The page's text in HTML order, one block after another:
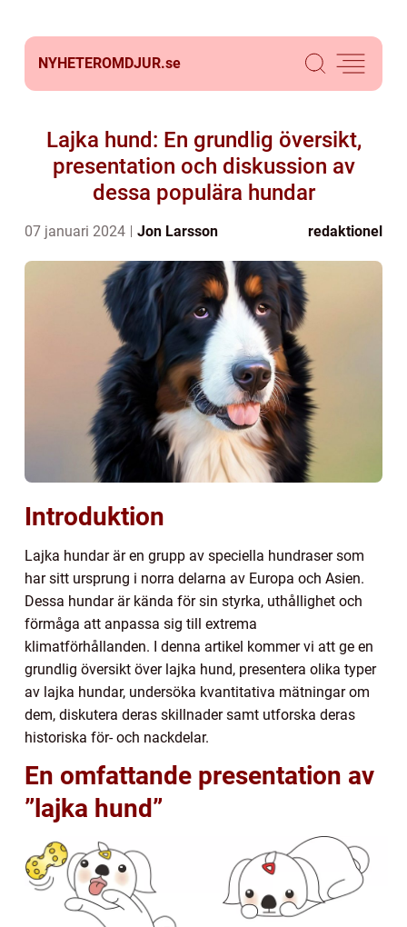
NYHETEROMDJUR.se
Lajka hund: En grundlig översikt,
presentation och diskussion av
dessa populära hundar
07 januari 2024 Jon Larsson redaktionel
Introduktion
Lajka hundar är en grupp av speciella hundraser som
har sitt ursprung i norra delarna av Europa och Asien.
Dessa hundar är kända för sin styrka, uthållighet och
förmåga att anpassa sig till extrema
klimatförhållanden. I denna artikel kommer vi att ge en
grundlig översikt över lajka hund, presentera olika typer
av lajka hundar, undersöka kvantitativa mätningar om
dem, diskutera deras skillnader samt utforska deras
historiska för- och nackdelar.
En omfattande presentation av
”lajka hund”